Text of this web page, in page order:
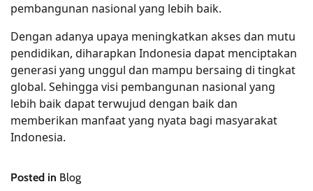
pembangunan nasional yang lebih baik.
Dengan adanya upaya meningkatkan akses dan mutu
pendidikan, diharapkan Indonesia dapat menciptakan
generasi yang unggul dan mampu bersaing di tingkat
global. Sehingga visi pembangunan nasional yang
lebih baik dapat terwujud dengan baik dan
memberikan manfaat yang nyata bagi masyarakat
Indonesia.
Posted in Blog